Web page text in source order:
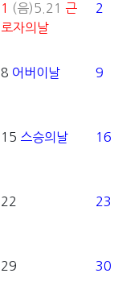
1 (음)5.21
근
로자의날
2
8 어버이날 9
15 스승의날 16
22 23
29 30